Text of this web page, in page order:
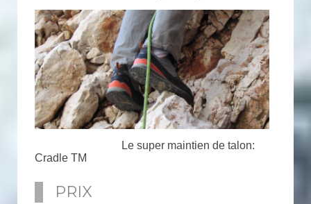
Le super maintien de talon:
Cradle TM
PRIX